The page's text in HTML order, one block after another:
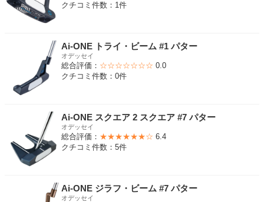
クチコミ件数：1件
Ai-ONE トライ・ビーム #1 パター
オデッセイ
総合評価： ☆☆☆☆☆☆☆ 0.0
クチコミ件数：0件
Ai-ONE スクエア 2 スクエア #7 パター
オデッセイ
総合評価： ★★★★★★☆ 6.4
クチコミ件数：5件
Ai-ONE ジラフ・ビーム #7 パター
オデッセイ